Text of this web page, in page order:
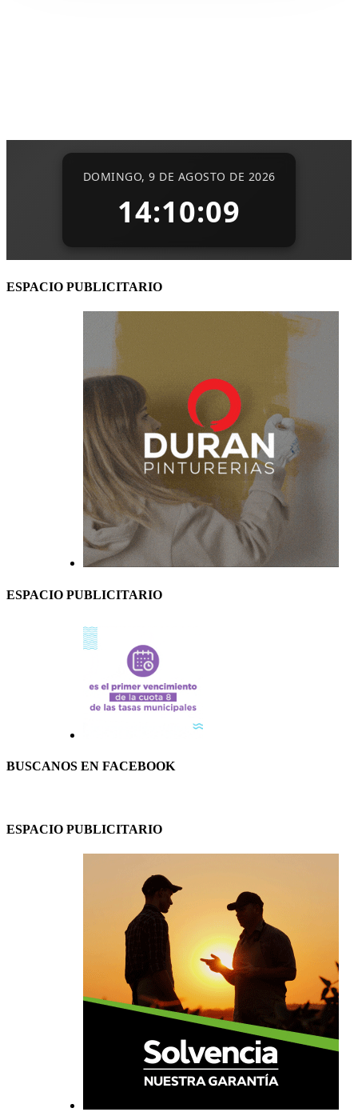
ESPACIO PUBLICITARIO
ESPACIO PUBLICITARIO
BUSCANOS EN FACEBOOK
ESPACIO PUBLICITARIO